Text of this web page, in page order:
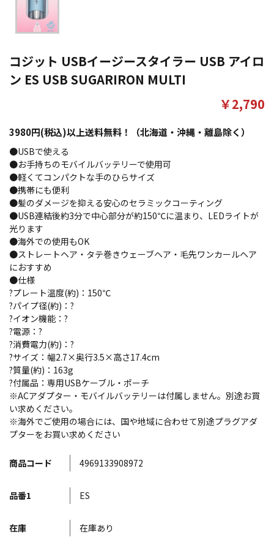
コジット USBイージースタイラー USB アイロ
ン ES USB SUGARIRON MULTI
3980円(税込)以上送料無料！（北海道・沖縄・離島除く）
￥2,790
商品コード 4969133908972
品番1 ES
在庫 在庫あり
●USBで使える
●お手持ちのモバイルバッテリーで使用可
●軽くてコンパクトな手のひらサイズ
●携帯にも便利
●髪のダメージを抑える安心のセラミックコーティング
●USB連結後約3分で中心部分が約150℃に温まり、LEDライトが
光ります
●海外での使用もOK
●ストレートヘア・タテ巻きウェーブヘア・毛先ワンカールヘア
におすすめ
●仕様
?プレート温度(約)：150℃
?パイプ径(約)：?
?イオン機能：?
?電源：?
?消費電力(約)：?
?サイズ：幅2.7×奥行3.5×高さ17.4cm
?質量(約)：163g
?付属品：専用USBケーブル・ポーチ
※ACアダプター・モバイルバッテリーは付属しません。別途お買
い求めください。
※海外でご使用の場合には、国や地域に合わせて別途プラグアダ
プターをお買い求めください